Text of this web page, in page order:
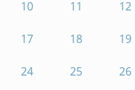
10 11 12
17 18 19
24 25 26